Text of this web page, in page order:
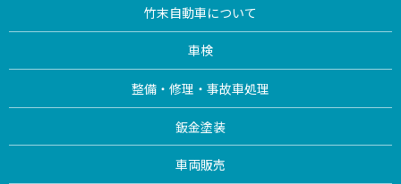
竹末自動車について
車検
整備・修理・事故車処理
鈑金塗装
車両販売